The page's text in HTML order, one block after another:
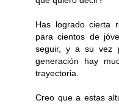
Has logrado cierta
para cientos de
seguir, y a su vez
generación hay
trayectoria.
Creo que a estas